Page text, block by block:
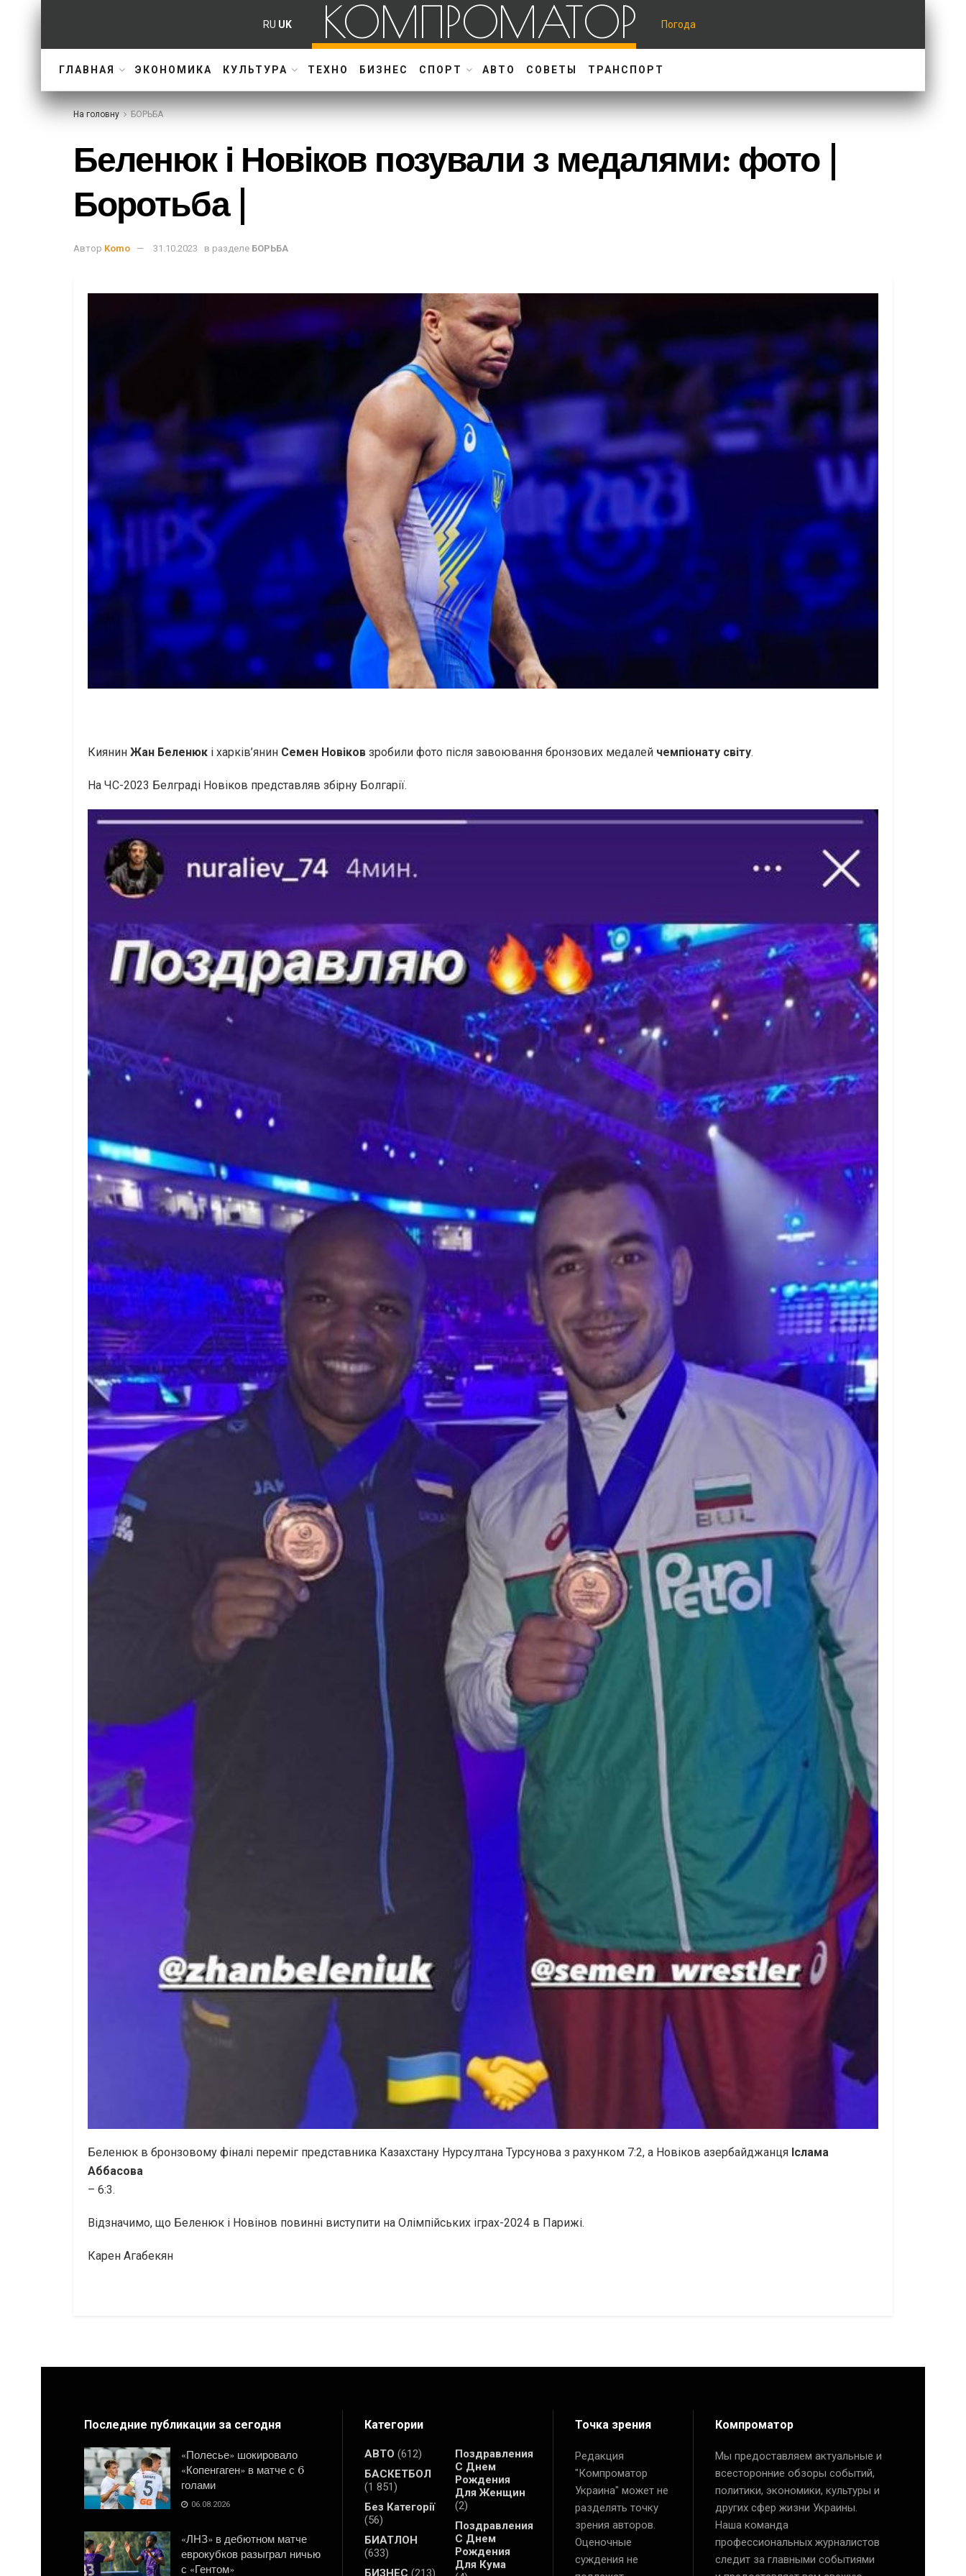
RU UK КОМПРОМАТОР Погода
ГЛАВНАЯ ЭКОНОМИКА КУЛЬТУРА ТЕХНО БИЗНЕС СПОРТ АВТО СОВЕТЫ ТРАНСПОРТ
На головну БОРЬБА
Беленюк і Новіков позували з медалями: фото |
Боротьба |
Автор Komo 31.10.2023 в разделе БОРЬБА
Киянин Жан Беленюк і харків’янин Семен Новіков зробили фото після завоювання бронзових медалей чемпіонату світу.
На ЧС-2023 Белграді Новіков представляв збірну Болгарії.
Беленюк в бронзовому фіналі переміг представника Казахстану Нурсултана Турсунова з рахунком 7:2, а Новіков азербайджанця Іслама
Аббасова
– 6:3.
Відзначимо, що Беленюк і Новінов повинні виступити на Олімпійських іграх-2024 в Парижі.
Карен Агабекян
Последние публикации за сегодня
«Полесье» шокировало
«Копенгаген» в матче с 6
голами
06.08.2026
«ЛНЗ» в дебютном матче
еврокубков разыграл ничью
с «Гентом»
Категории
АВТО (612)
БАСКЕТБОЛ
(1 851)
Без Категорії
(56)
БИАТЛОН
(633)
БИЗНЕС (213)
Поздравления
С Днем
Рождения
Для Женщин
(2)
Поздравления
С Днем
Рождения
Для Кума
Точка зрения
Редакция
"Компроматор
Украина" может не
разделять точку
зрения авторов.
Оценочные
суждения не
Компроматор
Мы предоставляем актуальные и
всесторонние обзоры событий,
политики, экономики, культуры и
других сфер жизни Украины.
Наша команда
профессиональных журналистов
следит за главными событиями